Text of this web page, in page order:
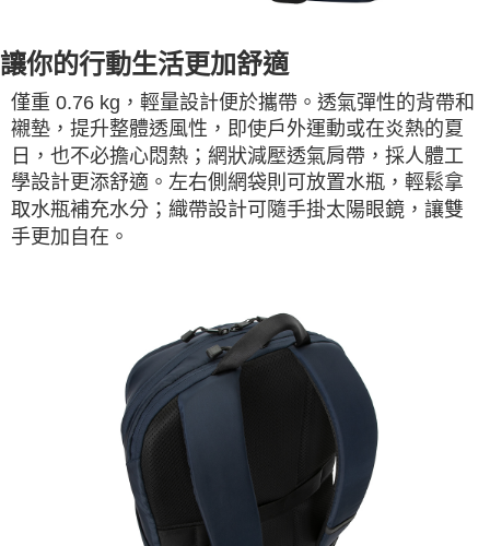
讓你的行動生活更加舒適
僅重 0.76 kg，輕量設計便於攜帶。透氣彈性的背帶和
襯墊，提升整體透風性，即使戶外運動或在炎熱的夏
日，也不必擔心悶熱；網狀減壓透氣肩帶，採人體工
學設計更添舒適。左右側網袋則可放置水瓶，輕鬆拿
取水瓶補充水分；織帶設計可隨手掛太陽眼鏡，讓雙
手更加自在。